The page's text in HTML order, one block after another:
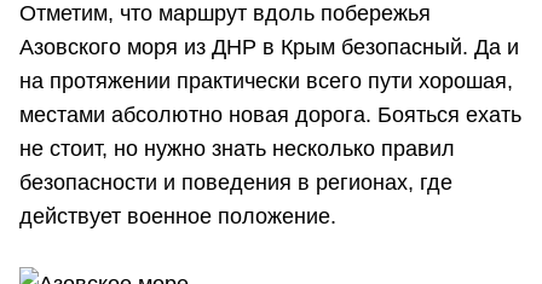
Отметим, что маршрут вдоль побережья
Азовского моря из ДНР в Крым безопасный. Да и
на протяжении практически всего пути хорошая,
местами абсолютно новая дорога. Бояться ехать
не стоит, но нужно знать несколько правил
безопасности и поведения в регионах, где
действует военное положение.